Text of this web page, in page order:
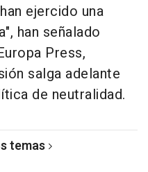
ejercido una
han señalado
Press,
salga adelante
de neutralidad.
temas